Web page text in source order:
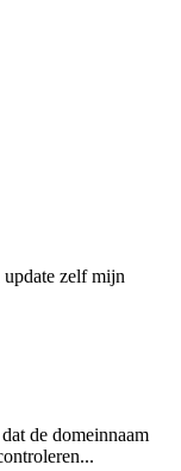
zelf mijn
de domeinnaam